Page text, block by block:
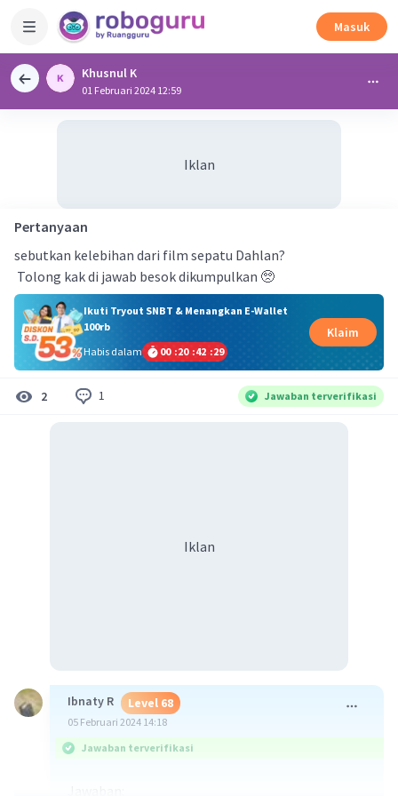
Masuk
Khusnul K
01 Februari 2024 12:59
Iklan
Pertanyaan
sebutkan kelebihan dari film sepatu Dahlan?
Tolong kak di jawab besok dikumpulkan 🥺
Ikuti Tryout SNBT & Menangkan E-Wallet
100rb
Habis dalam
00 :20 :42 :29
Klaim
2 1 Jawaban terverifikasi
Iklan
Ibnaty R Level 68
05 Februari 2024 14:18
Jawaban terverifikasi